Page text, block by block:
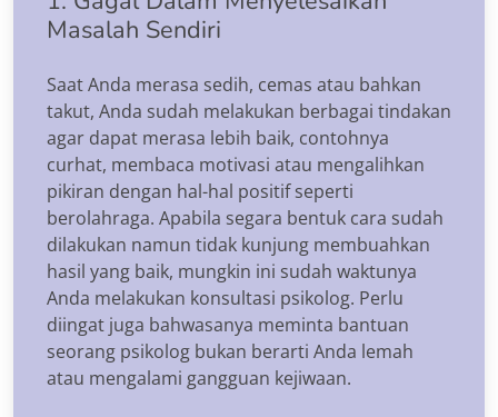
Masalah Sendiri
Saat Anda merasa sedih, cemas atau bahkan
takut, Anda sudah melakukan berbagai tindakan
agar dapat merasa lebih baik, contohnya
curhat, membaca motivasi atau mengalihkan
pikiran dengan hal-hal positif seperti
berolahraga. Apabila segara bentuk cara sudah
dilakukan namun tidak kunjung membuahkan
hasil yang baik, mungkin ini sudah waktunya
Anda melakukan konsultasi psikolog. Perlu
diingat juga bahwasanya meminta bantuan
seorang psikolog bukan berarti Anda lemah
atau mengalami gangguan kejiwaan.